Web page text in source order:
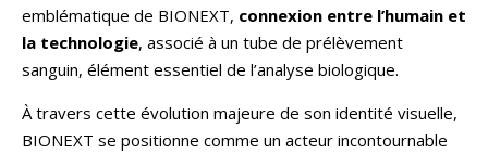
emblématique de BIONEXT, connexion entre l’humain et
la technologie, associé à un tube de prélèvement
sanguin, élément essentiel de l’analyse biologique.
À travers cette évolution majeure de son identité visuelle,
BIONEXT se positionne comme un acteur incontournable